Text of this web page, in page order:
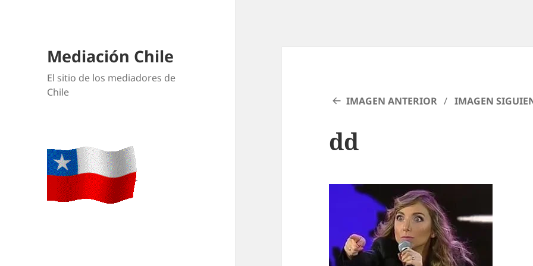
Mediación Chile
El sitio de los mediadores de
Chile
IMAGEN ANTERIOR IMAGEN
dd